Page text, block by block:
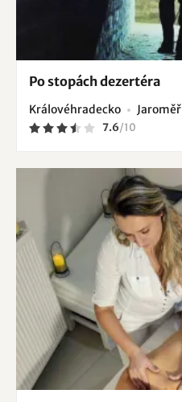
Po stopách dezertéra
Královéhradecko Jaroměř
7.6/10